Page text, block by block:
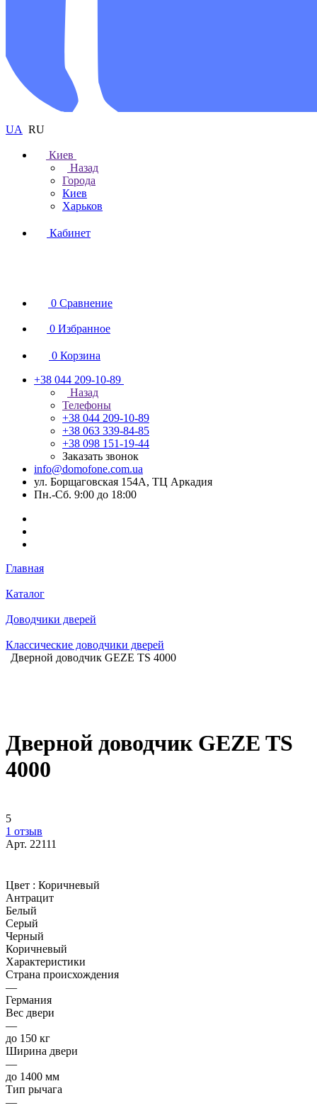
UA RU
Киев
Назад
Города
Киев
Харьков
Кабинет
0 Сравнение
0 Избранное
0 Корзина
+38 044 209-10-89
Назад
Телефоны
+38 044 209-10-89
+38 063 339-84-85
+38 098 151-19-44
Заказать звонок
info@domofone.com.ua
ул. Борщаговская 154А, ТЦ Аркадия
Пн.-Сб. 9:00 до 18:00
Главная
Каталог
Доводчики дверей
Классические доводчики дверей
Дверной доводчик GEZE TS 4000
Дверной доводчик GEZE TS
4000
5
1 отзыв
Арт. 22111
Цвет : Коричневый
Антрацит
Белый
Серый
Черный
Коричневый
Характеристики
Страна происхождения
—
Германия
Вес двери
—
до 150 кг
Ширина двери
—
до 1400 мм
Тип рычага
—